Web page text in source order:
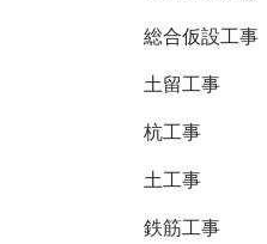
総合仮設工事
土留工事
杭工事
土工事
鉄筋工事